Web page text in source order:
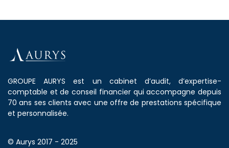
GROUPE AURYS est un cabinet d’audit, d’expertise-
comptable et de conseil financier qui accompagne depuis
70 ans ses clients avec une offre de prestations spécifique
et personnalisée.
© Aurys 2017 - 2025